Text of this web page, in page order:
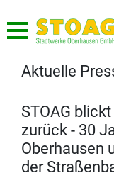
Aktuelle
STOAG
zurück - 30
Oberhausen
der